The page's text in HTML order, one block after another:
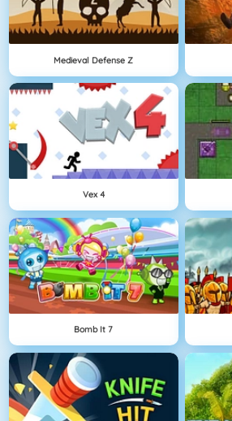
Medieval Defense Z
Vex 4
Bomb It 7